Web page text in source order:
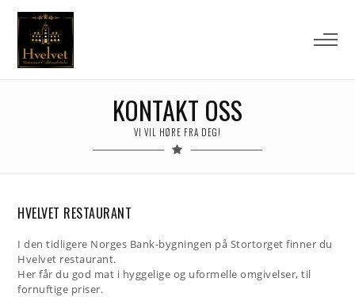
KONTAKT OSS
VI VIL HØRE FRA DEG!
HVELVET RESTAURANT
I den tidligere Norges Bank-bygningen på Stortorget finner du
Hvelvet restaurant.
Her får du god mat i hyggelige og uformelle omgivelser, til
fornuftige priser.